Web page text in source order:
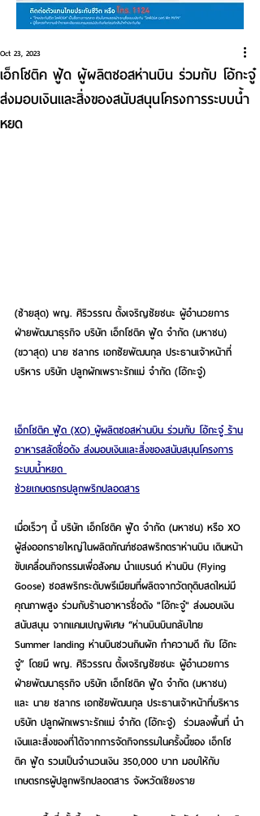
เอ็กโซติค ฟู้ด ผู้ผลิตซอสห่านบิน ร่วมกับ โอ้กะจู๋
ส่งมอบเงินและสิ่งของสนับสนุนโครงการระบบน้ำ
หยด
Oct 23, 2023
(ซ้ายสุด) พญ. ศิริวรรณ ตั้งเจริญชัยชนะ ผู้อำนวยการ
ฝ่ายพัฒนาธุรกิจ บริษัท เอ็กโซติค ฟู้ด จำกัด (มหาชน)
(ขวาสุด) นาย ชลากร เอกชัยพัฒนกุล ประธานเจ้าหน้าที่
บริหาร บริษัท ปลูกผักเพราะรักแม่ จำกัด (โอ้กะจู๋)
เอ็กโซติค ฟู้ด (XO) ผู้ผลิตซอสห่านบิน ร่วมกับ โอ้กะจู๋ ร้าน
อาหารสลัดชื่อดัง ส่งมอบเงินและสิ่งของสนับสนุนโครงการ
ระบบน้ำหยด
ช่วยเกษตรกรปลูกพริกปลอดสาร
เมื่อเร็วๆ นี้ บริษัท เอ็กโซติค ฟู้ด จำกัด (มหาชน) หรือ XO
ผู้ส่งออกรายใหญ่ในผลิตภัณฑ์ซอสพริกตราห่านบิน เดินหน้า
ขับเคลื่อนกิจกรรมเพื่อสังคม นำแบรนด์ ห่านบิน (Flying
Goose) ซอสพริกระดับพรีเมียมที่ผลิตจากวัตถุดิบสดใหม่มี
คุณภาพสูง ร่วมกับร้านอาหารชื่อดัง "โอ้กะจู๋" ส่งมอบเงิน
สนับสนุน จากแคมเปญพิเศษ “ห่านบินบินกลับไทย
Summer landing ห่านบินชวนกินผัก ทำความดี กับ โอ้กะ
จู๋” โดยมี พญ. ศิริวรรณ ตั้งเจริญชัยชนะ ผู้อำนวยการ
ฝ่ายพัฒนาธุรกิจ บริษัท เอ็กโซติค ฟู้ด จำกัด (มหาชน)
และ นาย ชลากร เอกชัยพัฒนกุล ประธานเจ้าหน้าที่บริหาร
บริษัท ปลูกผักเพราะรักแม่ จำกัด (โอ้กะจู๋) ร่วมลงพื้นที่ นำ
เงินและสิ่งของที่ได้จากการจัดกิจกรรมในครั้งนี้ของ เอ็กโซ
ติค ฟู้ด รวมเป็นจำนวนเงิน 350,000 บาท มอบให้กับ
เกษตรกรผู้ปลูกพริกปลอดสาร จังหวัดเชียงราย